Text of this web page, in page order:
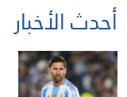
أحدث الأخبار